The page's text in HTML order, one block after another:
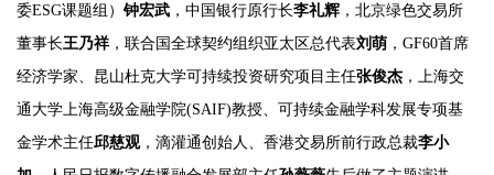
委ESG课题组） 钟宏武 ，中国银行原行长李礼辉 ，北京绿色交易所
董事长王乃祥，联合国全球契约组织亚太区总代表刘萌 ，GF60首席
经济学家、昆山杜克大学可持续投资研究项目主任张俊杰 ，上海交
通大学上海高级金融学院(SAIF)教授、可持续金融学科发展专项基
金学术主任邱慈观，滴灌通创始人、香港交易所前行政总裁李小